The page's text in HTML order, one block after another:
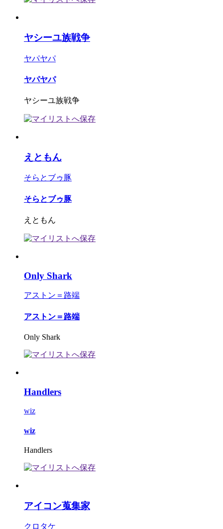
ヤシーユ族戦争
ヤパヤパ
ヤパヤパ
ヤシーユ族戦争
えともん
そらとブゥ豚
そらとブゥ豚
えともん
Only Shark
アストン＝路端
アストン＝路端
Only Shark
Handlers
wiz
wiz
Handlers
アイコン蒐集家
クロタケ